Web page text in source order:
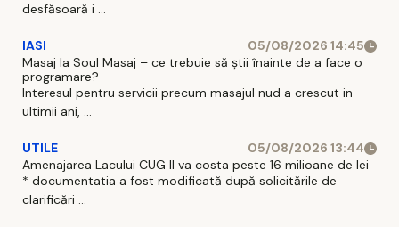
desfăsoară i ...
IASI
05/08/2026 14:45
Masaj la Soul Masaj – ce trebuie să știi înainte de a face o
programare?
Interesul pentru servicii precum masajul nud a crescut in
ultimii ani, ...
UTILE
05/08/2026 13:44
Amenajarea Lacului CUG II va costa peste 16 milioane de lei
* documentatia a fost modificată după solicitările de
clarificări ...